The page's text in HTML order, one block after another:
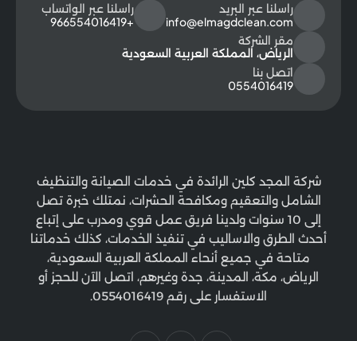
راسلنا عبر البريد
info@elmagdclean.com
راسلنا عبر الواتساب
+966554016419
مقر الشركة
الرياض، المملكة العربية السعودية
اتصل بنا
0554016419
شركة المجد كلين الرائدة في خدمات الصيانة والتنظيف
الشامل والتعقيم ومكافحة الحشرات، نمتلك خبرة تصل
إلى 10 سنوات ولدينا فريق عمل قوي ومدرب على إتباع
أحدث الطرق والاساليب في تنفيذ الخدمات، كذلك خدماتنا
متاحة في جميع أنحاء المملكة العربية السعودية،
الرياض، مكة، المدينة، جدة وغيرهم، اتصل الآن للحجز أو
الاستفسار على رقم 0554016419.